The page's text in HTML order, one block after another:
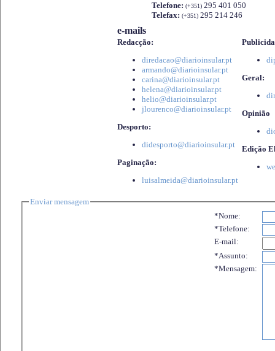
Telefone: (+351) 295 401 050
Telefax: (+351) 295 214 246
e-mails
Redacção:
diredacao@diarioinsular.pt
armando@diarioinsular.pt
carina@diarioinsular.pt
helena@diarioinsular.pt
helio@diarioinsular.pt
jlourenco@diarioinsular.pt
Desporto:
didesporto@diarioinsular.pt
Paginação:
luisalmeida@diarioinsular.pt
Geral:
Opinião
Edição
Enviar mensagem
*Nome:
*Telefone:
E-mail:
*Assunto:
*Mensagem: